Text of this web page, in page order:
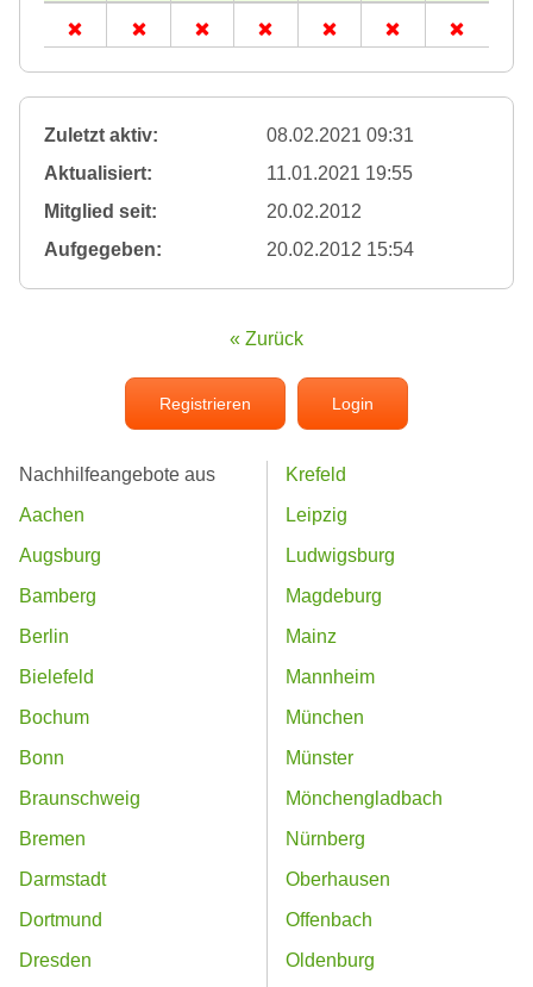
Zuletzt aktiv:
08.02.2021 09:31
Aktualisiert:
11.01.2021 19:55
Mitglied seit:
20.02.2012
Aufgegeben:
20.02.2012 15:54
« Zurück
Registrieren Login
Nachhilfeangebote aus
Aachen
Augsburg
Bamberg
Berlin
Bielefeld
Bochum
Bonn
Braunschweig
Bremen
Darmstadt
Dortmund
Dresden
Krefeld
Leipzig
Ludwigsburg
Magdeburg
Mainz
Mannheim
München
Münster
Mönchengladbach
Nürnberg
Oberhausen
Offenbach
Oldenburg